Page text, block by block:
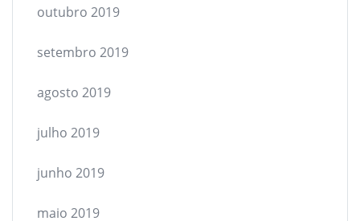
outubro 2019
setembro 2019
agosto 2019
julho 2019
junho 2019
maio 2019